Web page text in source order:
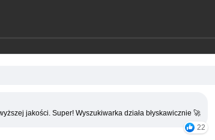
jakości. Super! Wyszukiwarka działa błyskawicznie 🚀
22